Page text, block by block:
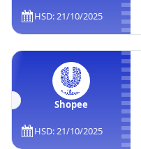
HSD: 21/10/2025
Shopee
HSD: 21/10/2025